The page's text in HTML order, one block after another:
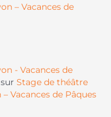
– Vacances de
- Vacances de
Stage de théâtre
Vacances de Pâques